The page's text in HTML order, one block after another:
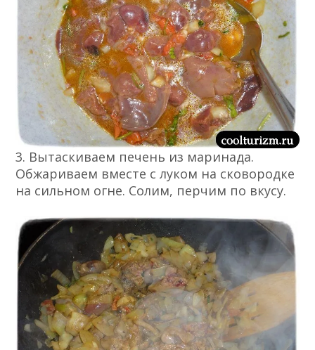
3. Вытаскиваем печень из маринада.
Обжариваем вместе с луком на сковородке
на сильном огне. Солим, перчим по вкусу.